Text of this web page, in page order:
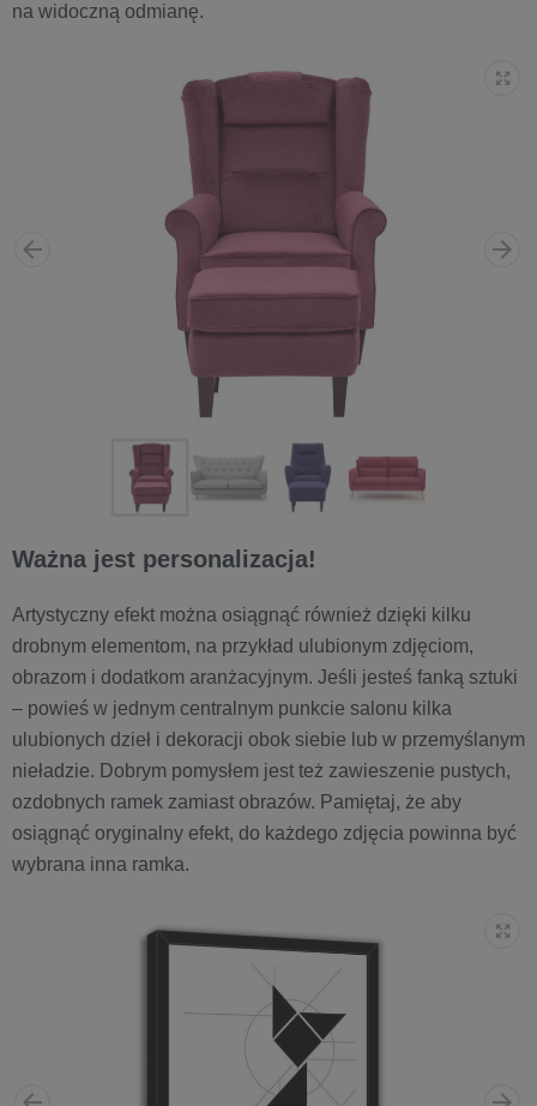
na widoczną odmianę.
Ważna jest personalizacja!
Artystyczny efekt można osiągnąć również dzięki kilku
drobnym elementom, na przykład ulubionym zdjęciom,
obrazom i dodatkom aranżacyjnym. Jeśli jesteś fanką sztuki
– powieś w jednym centralnym punkcie salonu kilka
ulubionych dzieł i dekoracji obok siebie lub w przemyślanym
nieładzie. Dobrym pomysłem jest też zawieszenie pustych,
ozdobnych ramek zamiast obrazów. Pamiętaj, że aby
osiągnąć oryginalny efekt, do każdego zdjęcia powinna być
wybrana inna ramka.